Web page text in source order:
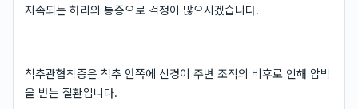
지속되는 허리의 통증으로 걱정이 많으시겠습니다.
척추관협착증은 척추 안쪽에 신경이 주변 조직의 비후로 인해 압박
을 받는 질환입니다.